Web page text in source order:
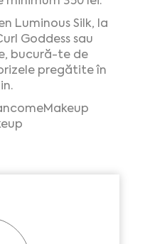
Luminous Silk, la
Goddess sau
bucură-te de
pregătite în